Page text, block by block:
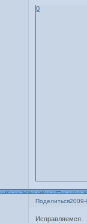
0
Поделиться
Исправляемся.